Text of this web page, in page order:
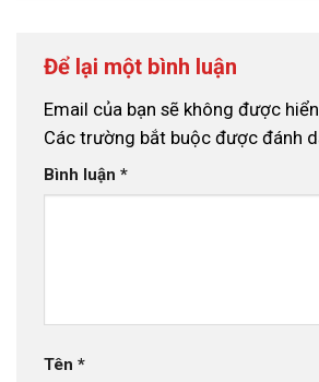
Để lại một bình luận
Email của bạn sẽ không được
Các trường bắt buộc được đánh
Bình luận *
Tên *